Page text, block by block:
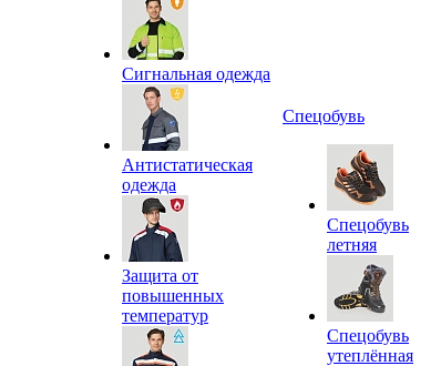
Сигнальная одежда
Антистатическая
одежда
Защита от
повышенных
температур
Спецобувь
Спецобувь
летняя
Спецобувь
утеплённая